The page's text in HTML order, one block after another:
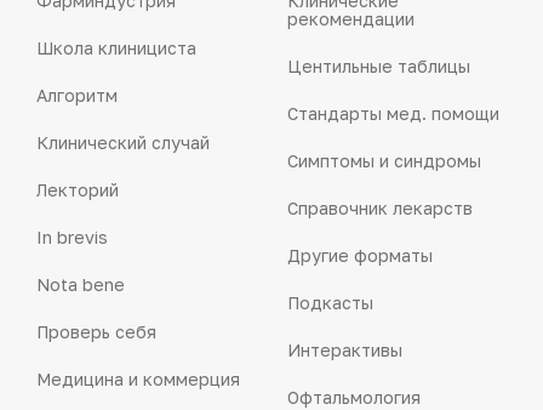
Школа клинициста
Алгоритм
Клинический случай
Лекторий
In brevis
Nota bene
Проверь себя
Медицина и коммерция
рекомендации
Центильные таблицы
Стандарты мед. помощи
Симптомы и синдромы
Справочник лекарств
Другие форматы
Подкасты
Интерактивы
Офтальмология